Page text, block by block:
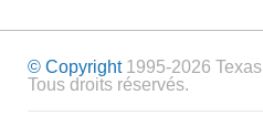
© Copyright1995-2026
Tous droits réservés.